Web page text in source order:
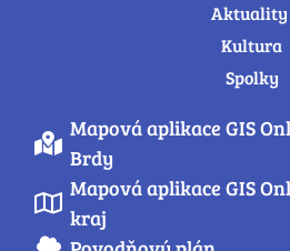
Aktuality
Kultura
Spolky
Mapová aplikace GIS
Brdy
Mapová aplikace GIS
kraj